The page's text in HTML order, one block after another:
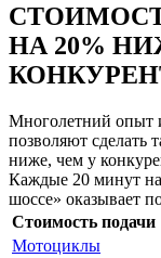
НА 20%
Многолетний опыт
позволяют сделать
ниже, чем у
Каждые 20 минут
шоссе» оказывает
Стоимость подачи
Мотоциклы